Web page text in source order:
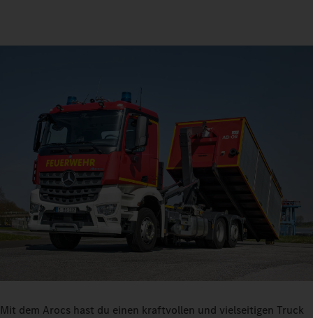
Mit dem Arocs hast du einen kraftvollen und vielseitigen Truck